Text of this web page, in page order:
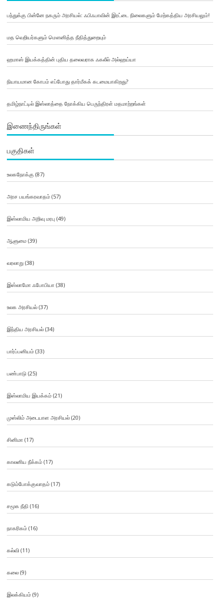
பந்துக்கு பின்னே நகரும் அரசியல்: ஃபிஃபாவின் இரட்டை நிலைகளும் மேற்கத்திய அரசியலும்!
மத வெறியர்களும் மௌனித்த நீதித்துறையும்
ஹமாஸ் இயக்கத்தின் புதிய தலைவராக ஃகலீல் அல்ஹய்யா
நியாயமான கோபம் எப்போது தார்மீகக் கடமையாகிறது?
தமிழ்நாட்டில் இஸ்லாத்தை நோக்கிய பெருந்திரள் மதமாற்றங்கள்
இணைந்திருங்கள்
பகுதிகள்
உலகநோக்கு (87)
அரச பயங்கரவாதம்(57)
இஸ்லாமிய அறிவு மரபு (49)
ஆளுமை(39)
வரலாறு(38)
இஸ்லாமோ ஃபோபியா (38)
உலக அரசியல்(37)
இந்திய அரசியல்(34)
பார்ப்பனியம்(33)
பண்பாடு(25)
இஸ்லாமிய இயக்கம்(21)
முஸ்லிம் அடையாள அரசியல்(20)
சினிமா (17)
காலனிய நீக்கம்(17)
கடும்போக்குவாதம்(17)
சமூக நீதி (16)
நாகரிகம்(16)
கல்வி (11)
கலை(9)
இலக்கியம்(9)